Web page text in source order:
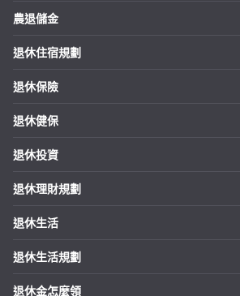
農退儲金
退休住宿規劃
退休保險
退休健保
退休投資
退休理財規劃
退休生活
退休生活規劃
退休金怎麼領